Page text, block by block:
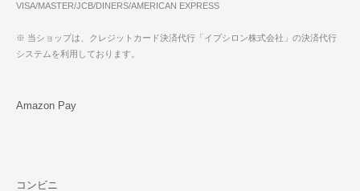
VISA/MASTER/JCB/DINERS/AMERICAN EXPRESS
※ 当ショップは、クレジットカード決済代行「イプシロン株式会社」の決済代行
システムを利用しております。
Amazon Pay
コンビニ